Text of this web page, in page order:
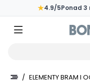
Przejdź do głównej
★4.9/5Ponad
/ ELEMENTY BRAM I